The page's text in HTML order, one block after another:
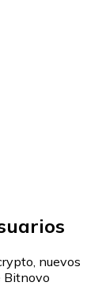
nuevos
Bitnovo